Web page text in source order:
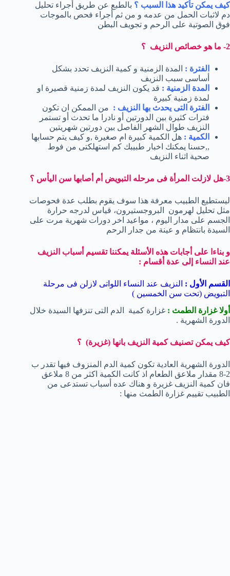
كيف يمكن تأكيد هذا السبب ؟ بالطبع عن طريق أجراء تحليل
دم لاثبات الحمل من عدمه و من ثم أجراء فحص بالموجات
فوق الصوتية على الرحم و تجويف البطن
2- ما هو خصائص النزيف ؟
الفترة : المدة الزمنية و كمية النزيف تحدد بشكل
أساسى سبب النزيف
المدة الزمنية : قد يكون النزيف لمدة زمنية قصيرة او
لمدة زمنية كبيرة
الفترة التى يحدث بها النزيف : من الممكن ان تكون
فترات كثيرة بين الدورتين أو نادرا ما تحدث أو تستمر
النزيف طوال الشهر الفاصل بين دورتين شهريتين
الكمية : هل الكمية كبيرة ام صغيرة ,و كيف يتم حسابها
,,حسنا يمكنك اخبار طبيبك كم استهلكتى من فوط
صحية اثناء النزيف
3-هل لازلت المرأة فى مرحله التبويض أم أصابها سن اليأس ؟
ليستطيع الطبيب معرفة هذا سوف يقوم بطلب عدة فحوصات
مثل تحليل لهرمون البروجستيرون، قياس لدرجه حرارة
الجسم على مدار اليوم ، مواعيد اخر دورات شهرية مرت على
السيدة بانتظام و عينة من جدار الرحم
و بناءا على أجابات هذه الأسئلة يمكننا تقسيم أسباب النزيف
عند النساء إلى عدة أقسام :
القسم الأول : النزيف عند النساء اللواتى لازلن فى مرحلة
التبويض (تحت سن الخمسين )
أولا غزارة الطمث : غزارة كمية الدم التى تنزفها السيدة خلال
الدورة الشهرية .
كيف يمكن تصنيف كمية النزيف بانها (غزيرة) ؟
الدورة الشهرية العادية تكون كمية الدم المنزوف فيها تقدر ب
2-8 مقدار ملاعق الطعام اذ كانت الكمية اكثر من 8 ملاعق
فان كمية النزيف غزيرة و هناك عده أسباب تستدعى من
الطبيب تقييم غزارة الطمث منها :